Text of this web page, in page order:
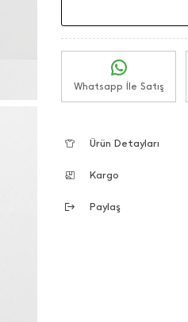
Whatsapp İle Satış
Ürün Detayları
Kargo
Paylaş